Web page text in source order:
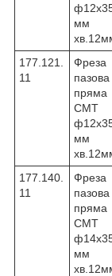
мм
177.121.
11
Фреза
пазова
пряма
CMT
мм
177.140.
11
Фреза
пазова
пряма
CMT
мм